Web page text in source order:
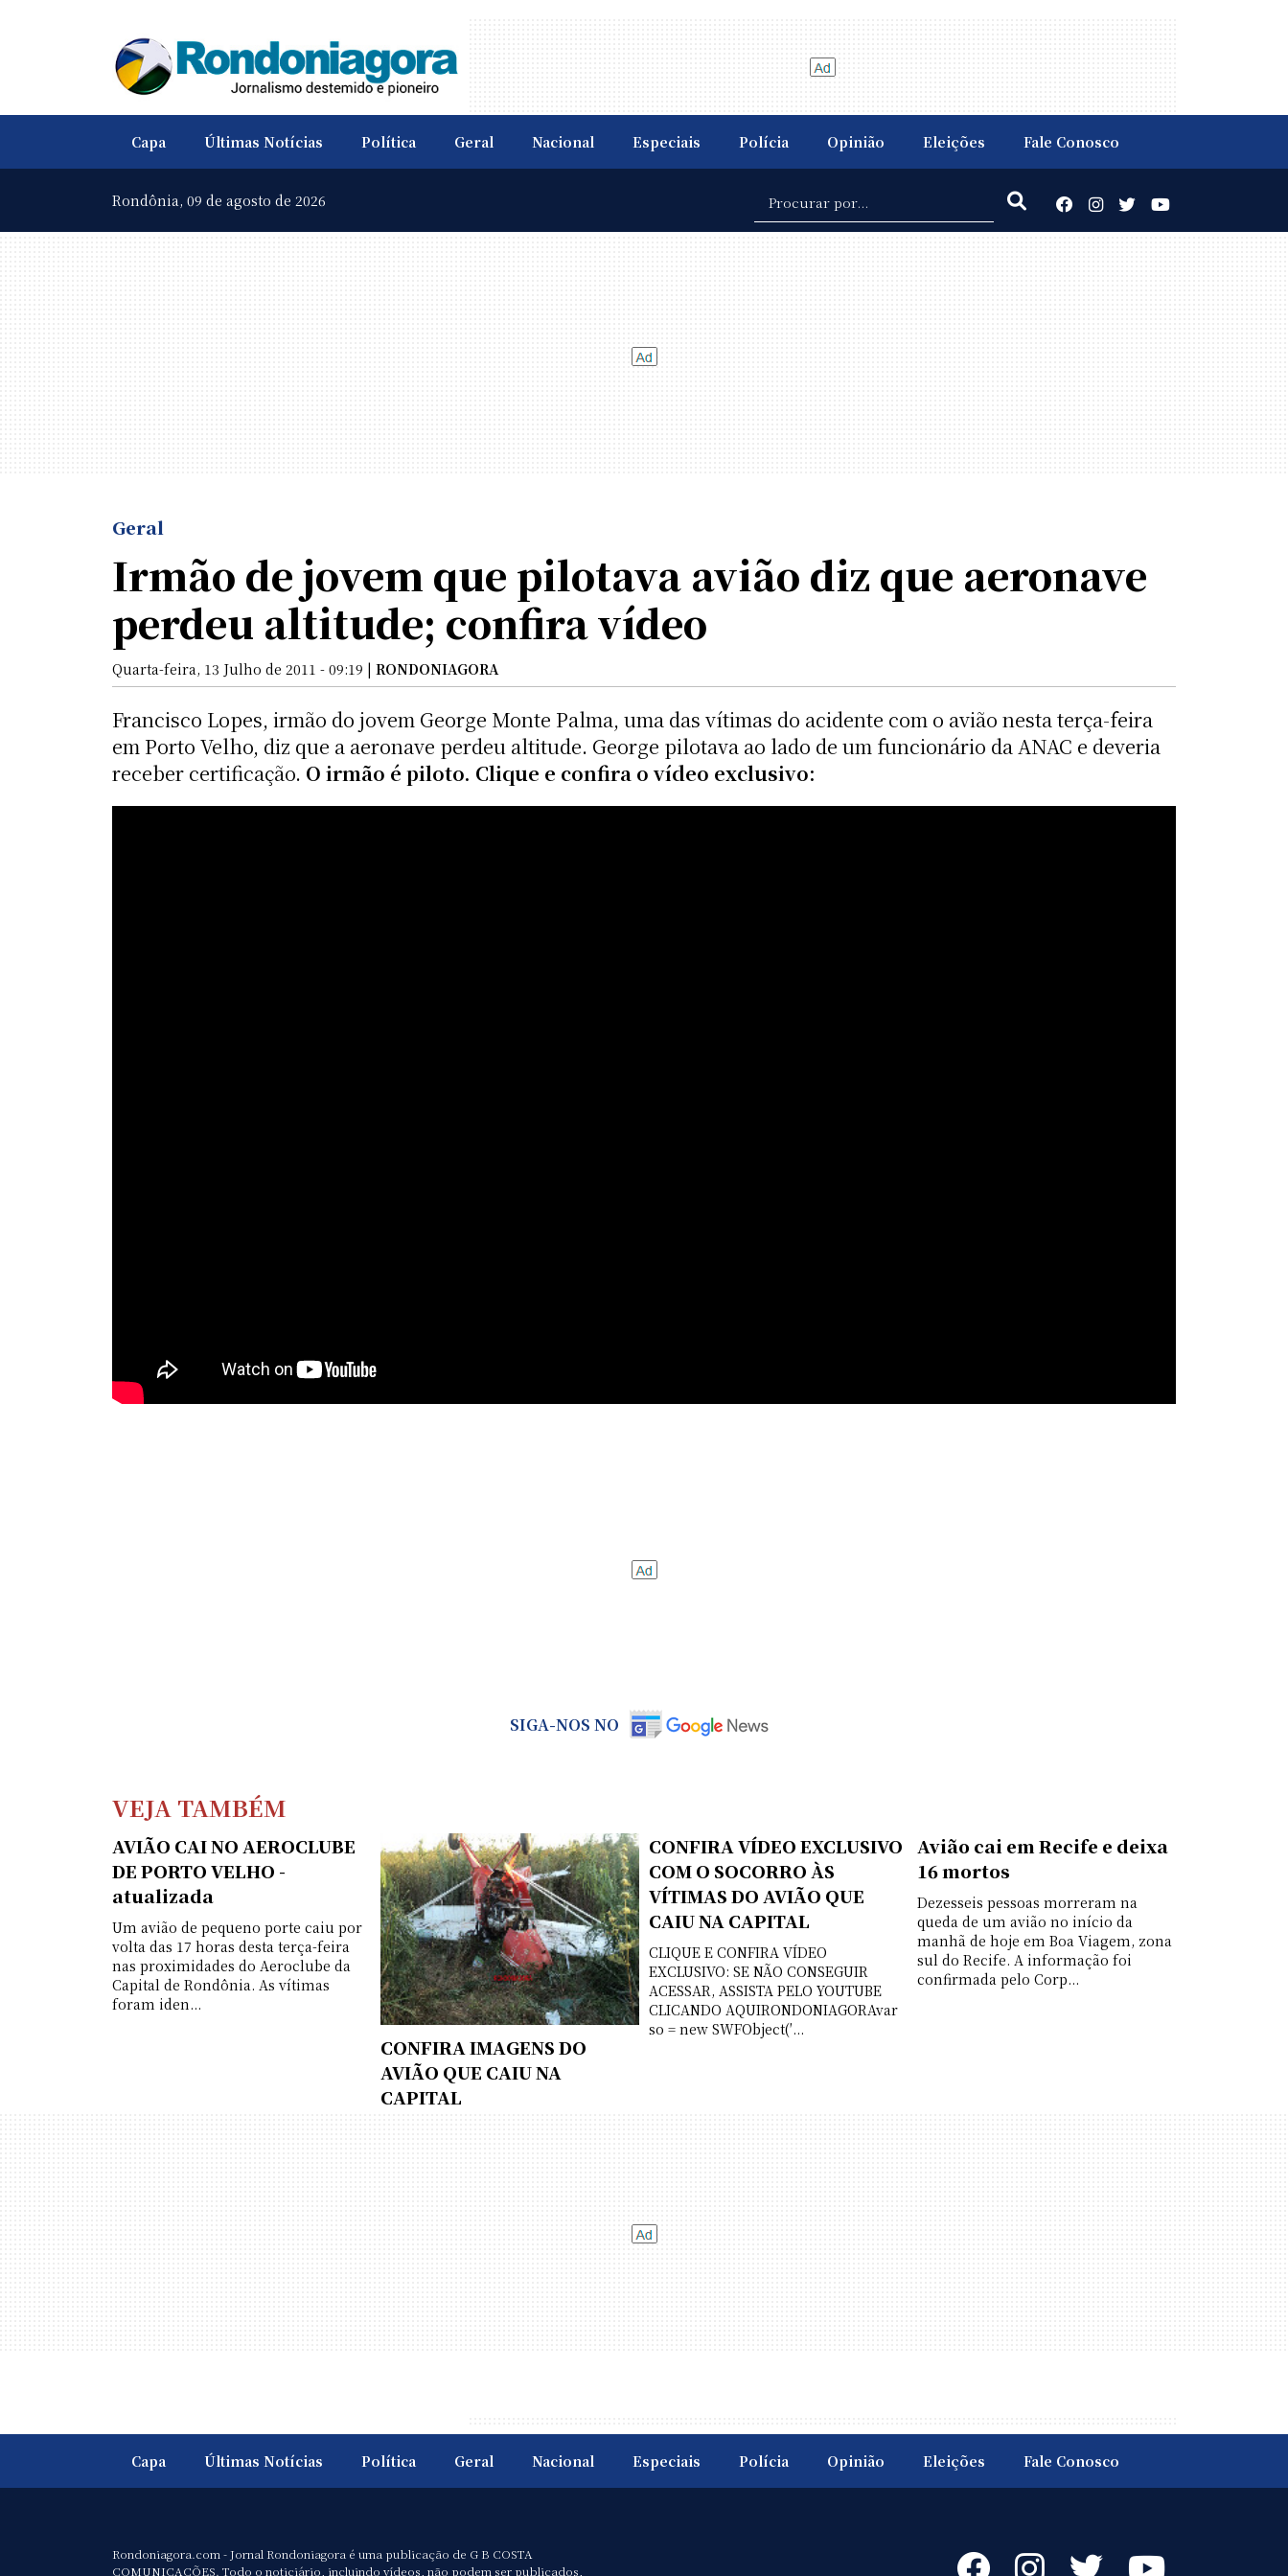
Capa Últimas Notícias Política Geral Nacional Especiais Polícia Opinião Eleições Fale Conosco
Rondônia, 09 de agosto de 2026
Geral
Irmão de jovem que pilotava avião diz que aeronave
perdeu altitude; confira vídeo
Quarta-feira, 13 Julho de 2011 - 09:19 | RONDONIAGORA
Francisco Lopes, irmão do jovem George Monte Palma, uma das vítimas do acidente com o avião nesta terça-feira
em Porto Velho, diz que a aeronave perdeu altitude. George pilotava ao lado de um funcionário da ANAC e deveria
receber certificação. O irmão é piloto. Clique e confira o vídeo exclusivo:
SIGA-NOS NO
VEJA TAMBÉM
AVIÃO CAI NO AEROCLUBE
DE PORTO VELHO -
atualizada
Um avião de pequeno porte caiu por
volta das 17 horas desta terça-feira
nas proximidades do Aeroclube da
Capital de Rondônia. As vítimas
foram iden...
CONFIRA IMAGENS DO
AVIÃO QUE CAIU NA
CAPITAL
CONFIRA VÍDEO EXCLUSIVO
COM O SOCORRO ÀS
VÍTIMAS DO AVIÃO QUE
CAIU NA CAPITAL
CLIQUE E CONFIRA VÍDEO
EXCLUSIVO: SE NÃO CONSEGUIR
ACESSAR, ASSISTA PELO YOUTUBE
CLICANDO AQUIRONDONIAGORAvar
so = new SWFObject(′...
Avião cai em Recife e deixa
16 mortos
Dezesseis pessoas morreram na
queda de um avião no início da
manhã de hoje em Boa Viagem, zona
sul do Recife. A informação foi
confirmada pelo Corp...
Capa Últimas Notícias Política Geral Nacional Especiais Polícia Opinião Eleições Fale Conosco
Rondoniagora.com - Jornal Rondoniagora é uma publicação de G B COSTA
COMUNICAÇÕES. Todo o noticiário, incluindo vídeos, não podem ser publicados,